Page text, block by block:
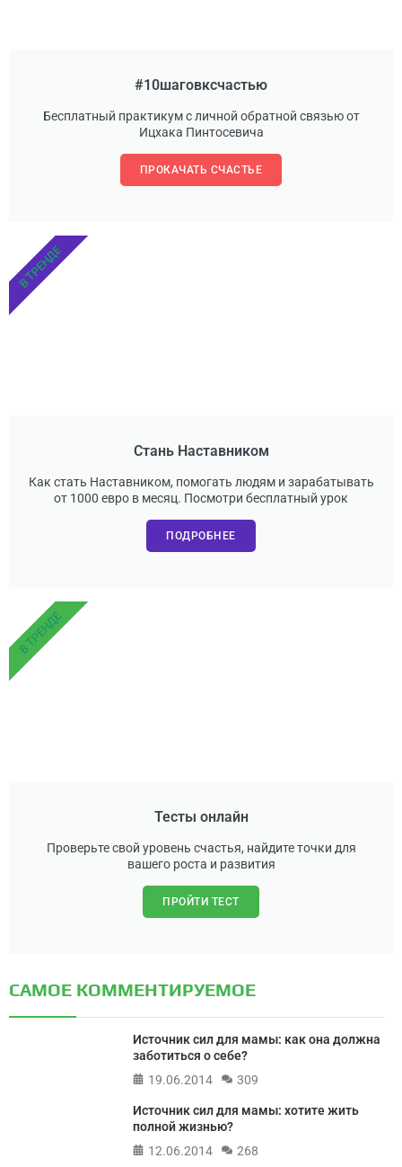
#10шаговксчастью
Бесплатный практикум с личной обратной связью от
Ицхака Пинтосевича
ПРОКАЧАТЬ СЧАСТЬЕ
Стань Наставником
Как стать Наставником, помогать людям и зарабатывать
от 1000 евро в месяц. Посмотри бесплатный урок
ПОДРОБНЕЕ
В ТРЕНДЕ
Тесты онлайн
Проверьте свой уровень счастья, найдите точки для
вашего роста и развития
ПРОЙТИ ТЕСТ
В ТРЕНДЕ
САМОЕ КОММЕНТИРУЕМОЕ
Источник сил для мамы: как она должна
заботиться о себе?
19.06.2014
309
Источник сил для мамы: хотите жить
полной жизнью?
12.06.2014
268